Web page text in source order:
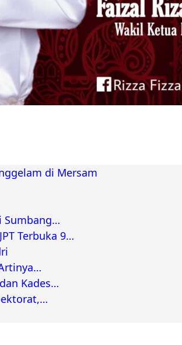
di Mersam
Sumbang…
Terbuka 9…
Kades…